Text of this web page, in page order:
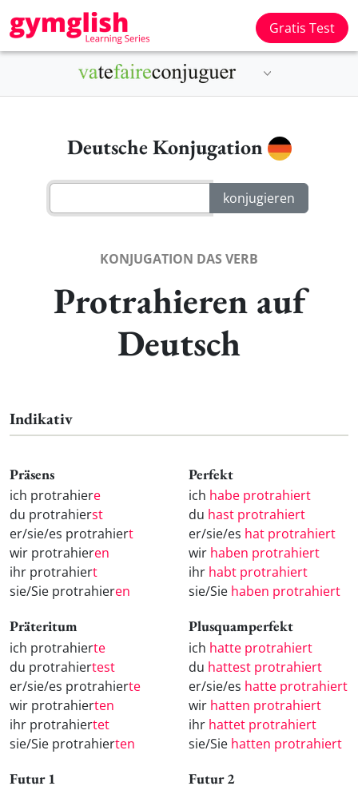
Gratis Test
Deutsche Konjugation
KONJUGATION DAS VERB
Protrahieren auf
Deutsch
Indikativ
Präsens
ich protrahiere
du protrahierst
er/sie/es protrahiert
wir protrahieren
ihr protrahiert
sie/Sie protrahieren
Perfekt
ich habe protrahiert
du hast protrahiert
er/sie/es hat protrahiert
wir haben protrahiert
ihr habt protrahiert
sie/Sie haben protrahiert
Präteritum
ich protrahierte
du protrahiertest
er/sie/es protrahierte
wir protrahierten
ihr protrahiertet
sie/Sie protrahierten
Plusquamperfekt
ich hatte protrahiert
du hattest protrahiert
er/sie/es hatte protrahiert
wir hatten protrahiert
ihr hattet protrahiert
sie/Sie hatten protrahiert
Futur 1 Futur 2